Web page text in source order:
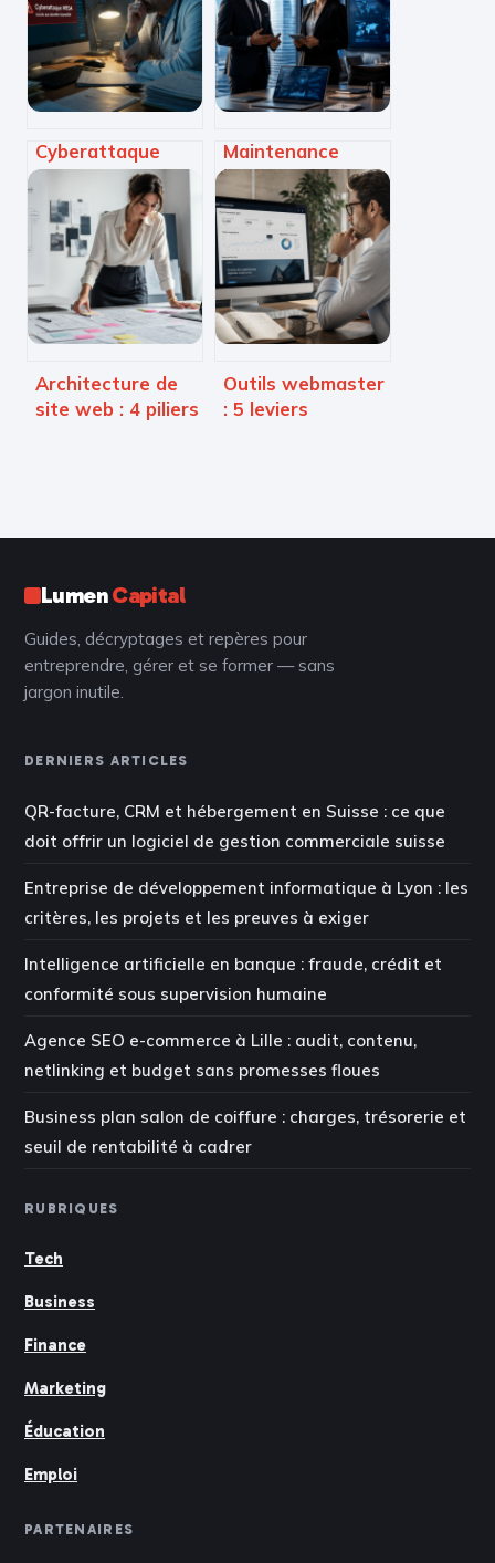
Cyberattaque
WEDA : 4
mesures
d’urgence pour
sécuriser les
données de vos
patients
Maintenance
informatique à La
Défense : 30
minutes
d’intervention,
sécurité totale et
infogérance
illimitée
Architecture de
site web : 4 piliers
Outils webmaster
: 5 leviers
votre site
LumenCapital
Guides, décryptages et repères pour
entreprendre, gérer et se former — sans
jargon inutile.
DERNIERS ARTICLES
QR-facture, CRM et hébergement en Suisse : ce que
doit offrir un logiciel de gestion commerciale suisse
Entreprise de développement informatique à Lyon : les
critères, les projets et les preuves à exiger
Intelligence artificielle en banque : fraude, crédit et
conformité sous supervision humaine
Agence SEO e-commerce à Lille : audit, contenu,
netlinking et budget sans promesses floues
Business plan salon de coiffure : charges, trésorerie et
seuil de rentabilité à cadrer
RUBRIQUES
Tech
Business
Finance
Marketing
Éducation
Emploi
PARTENAIRES